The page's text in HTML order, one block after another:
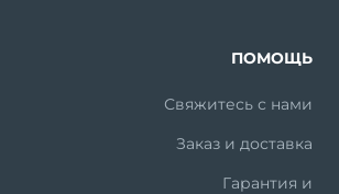
ПОМОЩЬ
Свяжитесь с нами
Заказ и доставка
Гарантия и